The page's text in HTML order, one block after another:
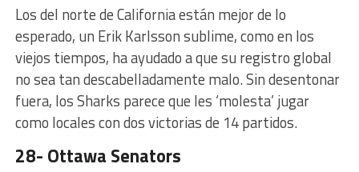
Los del norte de California están mejor de lo
esperado, un Erik Karlsson sublime, como en los
viejos tiempos, ha ayudado a que su registro global
no sea tan descabelladamente malo. Sin desentonar
fuera, los Sharks parece que les ‘molesta’ jugar
como locales con dos victorias de 14 partidos.
28- Ottawa Senators